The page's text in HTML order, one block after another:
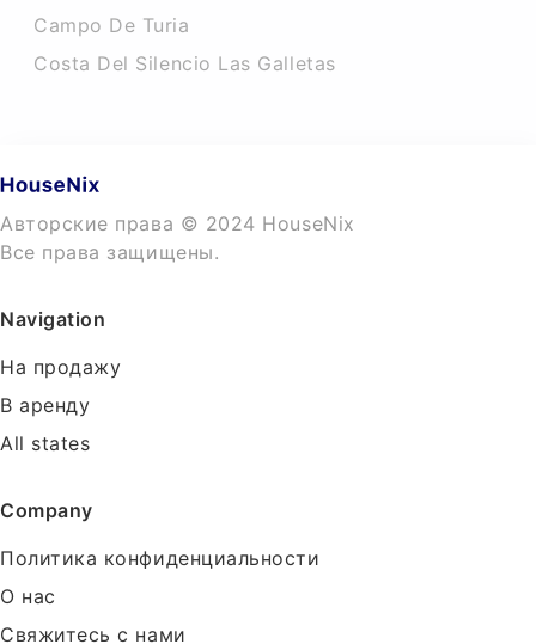
Campo De Turia
Costa Del Silencio Las Galletas
Авторские права © 2024 HouseNix
Все права защищены.
Navigation
На продажу
В аренду
All states
Company
Политика конфиденциальности
О нас
Свяжитесь с нами